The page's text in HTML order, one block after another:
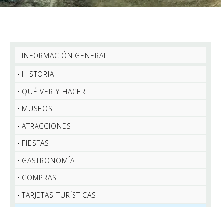
INFORMACIÓN GENERAL
HISTORIA
QUÉ VER Y HACER
MUSEOS
ATRACCIONES
FIESTAS
GASTRONOMÍA
COMPRAS
TARJETAS TURÍSTICAS